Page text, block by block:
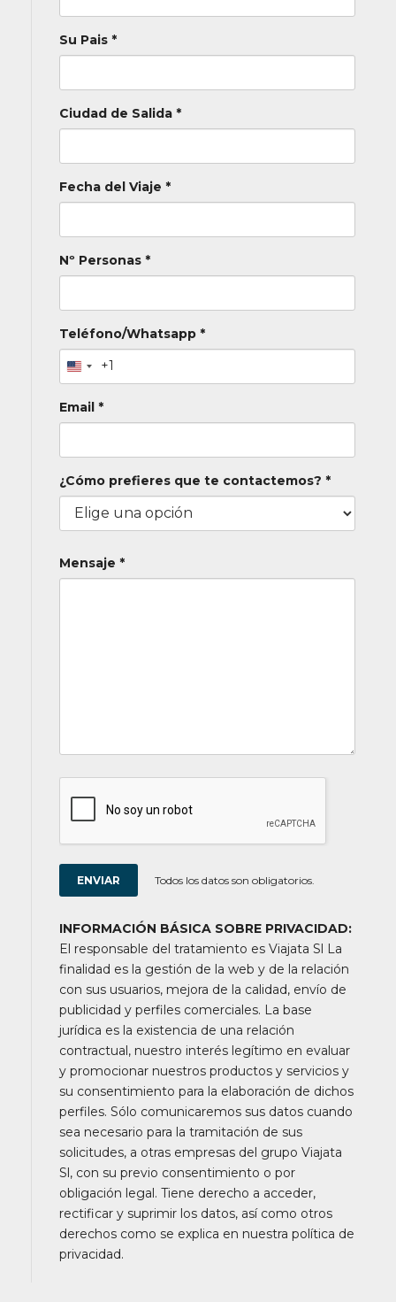
Su Pais *
Ciudad de Salida *
Fecha del Viaje *
Nº Personas *
Teléfono/Whatsapp *
+1
Email *
¿Cómo prefieres que te contactemos? *
Mensaje *
Todos los datos son obligatorios.
INFORMACIÓN BÁSICA SOBRE PRIVACIDAD:
El responsable del tratamiento es Viajata Sl La
finalidad es la gestión de la web y de la relación
con sus usuarios, mejora de la calidad, envío de
publicidad y perfiles comerciales. La base
jurídica es la existencia de una relación
contractual, nuestro interés legítimo en evaluar
y promocionar nuestros productos y servicios y
su consentimiento para la elaboración de dichos
perfiles. Sólo comunicaremos sus datos cuando
sea necesario para la tramitación de sus
solicitudes, a otras empresas del grupo Viajata
Sl, con su previo consentimiento o por
obligación legal. Tiene derecho a acceder,
rectificar y suprimir los datos, así como otros
derechos como se explica en nuestra política de
privacidad.